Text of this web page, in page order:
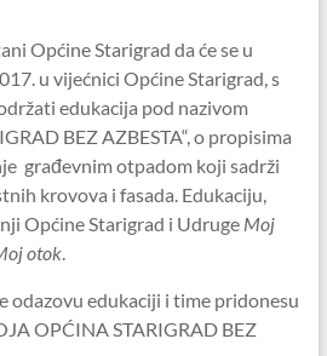
Općine Starigrad da će se u
u vijećnici Općine Starigrad, s
edukacija pod nazivom
BEZ AZBESTA“, o propisima
građevnim otpadom koji sadrži
krovova i fasada. Edukaciju,
Općine Starigrad i Udruge Moj
otok.
odazovu edukaciji i time pridonesu
OPĆINA STARIGRAD BEZ